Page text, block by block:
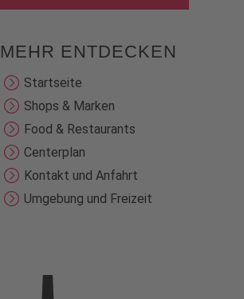
MEHR ENTDECKEN
Startseite
Shops & Marken
Food & Restaurants
Centerplan
Kontakt und Anfahrt
Umgebung und Freizeit